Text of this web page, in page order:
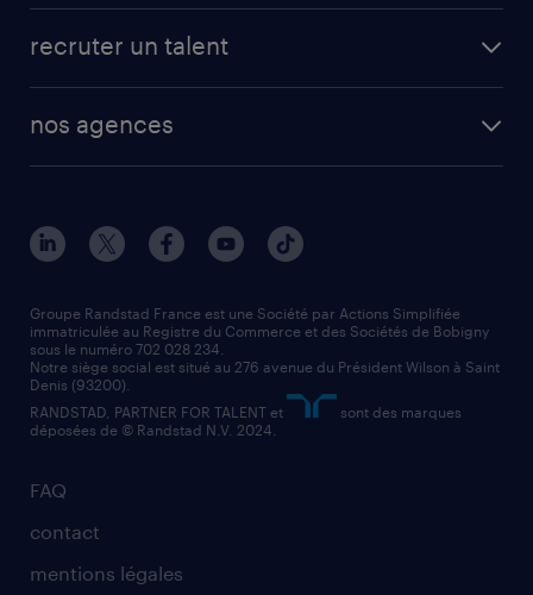
créer un compte candidat
manutentionnaire
assistant administratif
comptable
recruter un talent
solutions opérationnelles
contact entreprise
faq intérim / recrutement
nos agences
nos agences par ville
nos agences par région
nos cabinets de recrutement
FAQ
contact
mentions légales
Groupe Randstad France est une Société par Actions Simplifiée
immatriculée au Registre du Commerce et des Sociétés de Bobigny
sous le numéro 702 028 234.
Notre siège social est situé au 276 avenue du Président Wilson à Saint
Denis (93200).
RANDSTAD, PARTNER FOR TALENT et
sont des marques
déposées de © Randstad N.V. 2024.